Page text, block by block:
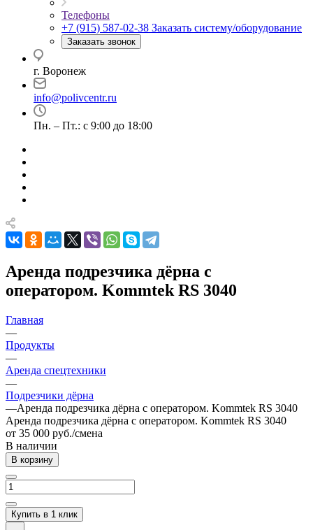
Телефоны
+7 (915) 587-02-38 Заказать систему/оборудование
Заказать звонок
г. Воронеж
info@polivcentr.ru
Пн. – Пт.: с 9:00 до 18:00
Аренда подрезчика дёрна с
оператором. Kommtek RS 3040
Главная
—
Продукты
—
Аренда спецтехники
—
Подрезчики дёрна
—Аренда подрезчика дёрна с оператором. Kommtek RS 3040
Аренда подрезчика дёрна с оператором. Kommtek RS 3040
от 35 000 руб./смена
В наличии
В корзину
Купить в 1 клик